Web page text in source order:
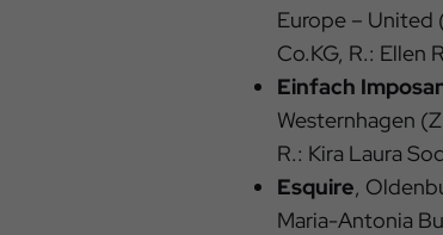
Europe – United
Co.KG, R.: Ellen
Einfach
Westernhagen
R.: Kira Laura
Esquire,
Maria-Antonia